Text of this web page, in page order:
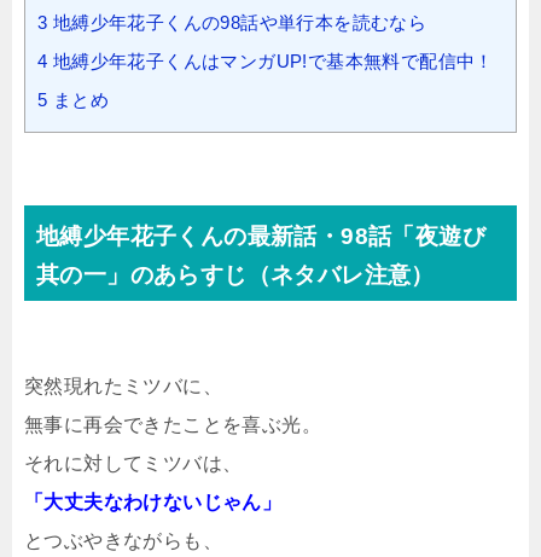
3 地縛少年花子くんの98話や単行本を読むなら
4 地縛少年花子くんはマンガUP!で基本無料で配信中！
5 まとめ
地縛少年花子くんの最新話・98話「夜遊び
其の一」のあらすじ（ネタバレ注意）
突然現れたミツバに、
無事に再会できたことを喜ぶ光。
それに対してミツバは、
「大丈夫なわけないじゃん」
とつぶやきながらも、